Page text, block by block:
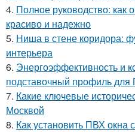
4. Полное руководство:
красиво и надежно
5. Ниша в стене коридора:
интерьера
6. Энергоэффективность и
подставочный профиль для
7. Какие ключевые
Москвой
8. Как установить ПВХ окна